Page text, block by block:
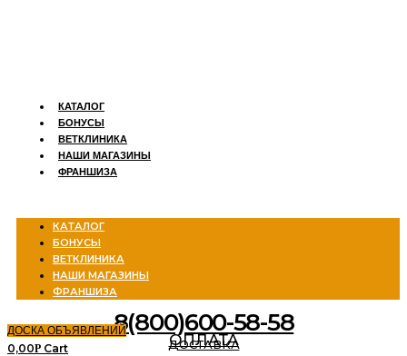
КАТАЛОГ
БОНУСЫ
ВЕТКЛИНИКА
НАШИ МАГАЗИНЫ
ФРАНШИЗА
КАТАЛОГ
БОНУСЫ
ВЕТКЛИНИКА
НАШИ МАГАЗИНЫ
ФРАНШИЗА
8(800)600-58-58
ДОСКА ОБЪЯВЛЕНИЙ
ДОСТАВКА
ОПЛАТА
0,00Р Cart